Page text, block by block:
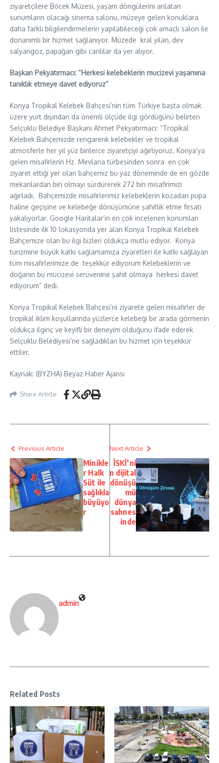
ziyaretçilere Böcek Müzesi, yaşam döngülerini anlatan
sunumların olacağı sinema salonu, müzeye gelen konuklara
daha farklı bilgilendirmelerin yapılabileceği çok amaçlı salon ile
donanımlı bir hizmet sağlanıyor. Müzede kral yılan, dev
salyangoz, papağan gibi canlılar da yer alıyor.
Başkan Pekyatırmacı: “Herkesi kelebeklerin mucizevi yaşamına
tanıklık etmeye davet ediyoruz”
Konya Tropikal Kelebek Bahçesi’nin tüm Türkiye başta olmak
üzere yurt dışından da önemli ölçüde ilgi gördüğünü belirten
Selçuklu Belediye Başkanı Ahmet Pekyatırmacı: “Tropikal
Kelebek Bahçemizde rengarenk kelebekler ve tropikal
atmosferle her yıl yüz binlerce ziyaretçiyi ağırlıyoruz. Konya’ya
gelen misafirlerin Hz. Mevlana türbesinden sonra en çok
ziyaret ettiği yer olan bahçemiz bu yaz döneminde de en gözde
mekanlardan biri olmayı sürdürerek 272 bin misafirimizi
ağırladı. Bahçemizde misafirlerimiz kelebeklerin kozadan pupa
haline geçişine ve kelebeğe dönüşümüne şahitlik etme fırsatı
yakalıyorlar. Google Haritalar’ın en çok incelenen konumları
listesinde ilk 10 lokasyonda yer alan Konya Tropikal Kelebek
Bahçemize olan bu ilgi bizleri oldukça mutlu ediyor. Konya
turizmine büyük katkı sağlamamıza ziyaretleri ile katkı sağlayan
tüm misafirlerimize de teşekkür ediyorum Kelebeklerin ve
doğanın bu mucizevi serüvenine şahit olmaya herkesi davet
ediyorum” dedi.
Konya Tropikal Kelebek Bahçesi’ni ziyarete gelen misafirler de
tropikal iklim koşullarında yüzlerce kelebeği bir arada görmenin
oldukça ilginç ve keyifli bir deneyim olduğunu ifade ederek
Selçuklu Belediyesi’ne sağladıkları bu hizmet için teşekkür
ettiler.
Kaynak: (BYZHA) Beyaz Haber Ajansı
Share Article
Previous Article
Minikle
r Halk
Süt ile
sağlıkla
büyüyo
r
Next Article
İSKİ’ni
n dijital
dönüşü
mü
dünya
sahnes
inde
admin
Related Posts